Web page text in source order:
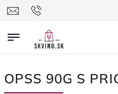
OPSS 90G S